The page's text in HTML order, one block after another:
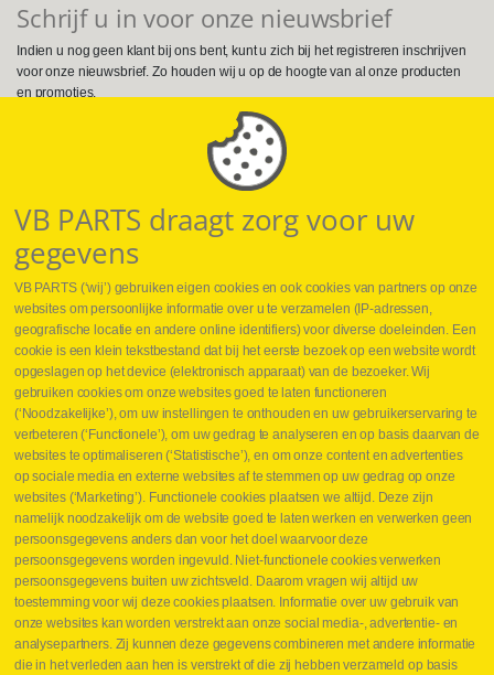
Schrijf u in voor onze nieuwsbrief
Indien u nog geen klant bij ons bent, kunt u zich bij het registreren inschrijven
voor onze nieuwsbrief. Zo houden wij u op de hoogte van al onze producten
en promoties.
Volg ons op Social Media
Webshop
Nieuws
Jobs
Contact
Leveringen
Drukcontrole set
Persmaten
Herstellen cilinders
Hoe opmeten?
Hydrogroepen
Hydraulische slangen
Contact VB Parts
Abraham Hansstraat 7 ,B-8800 Roeselare
VB PARTS draagt zorg voor uw
gegevens
VB PARTS (‘wij’) gebruiken eigen cookies en ook cookies van partners op onze
websites om persoonlijke informatie over u te verzamelen (IP-adressen,
geografische locatie en andere online identifiers) voor diverse doeleinden. Een
cookie is een klein tekstbestand dat bij het eerste bezoek op een website wordt
opgeslagen op het device (elektronisch apparaat) van de bezoeker. Wij
gebruiken cookies om onze websites goed te laten functioneren
(‘Noodzakelijke’), om uw instellingen te onthouden en uw gebruikerservaring te
verbeteren (‘Functionele’), om uw gedrag te analyseren en op basis daarvan de
websites te optimaliseren (‘Statistische’), en om onze content en advertenties
op sociale media en externe websites af te stemmen op uw gedrag op onze
websites (‘Marketing’). Functionele cookies plaatsen we altijd. Deze zijn
namelijk noodzakelijk om de website goed te laten werken en verwerken geen
persoonsgegevens anders dan voor het doel waarvoor deze
persoonsgegevens worden ingevuld. Niet-functionele cookies verwerken
persoonsgegevens buiten uw zichtsveld. Daarom vragen wij altijd uw
toestemming voor wij deze cookies plaatsen. Informatie over uw gebruik van
onze websites kan worden verstrekt aan onze social media-, advertentie- en
analysepartners. Zij kunnen deze gegevens combineren met andere informatie
die in het verleden aan hen is verstrekt of die zij hebben verzameld op basis